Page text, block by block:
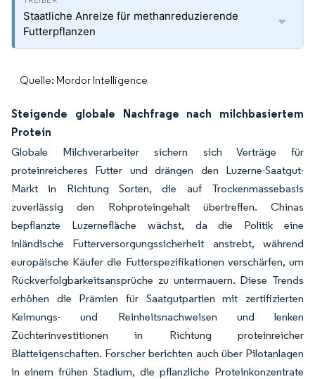
Staatliche Anreize für methanreduzierende
Futterpflanzen
Quelle: Mordor Intelligence
Steigende globale Nachfrage nach milchbasiertem
Protein
Globale Milchverarbeiter sichern sich Verträge für
proteinreicheres Futter und drängen den Luzerne-Saatgut-
Markt in Richtung Sorten, die auf Trockenmassebasis
zuverlässig den Rohproteingehalt übertreffen. Chinas
bepflanzte Luzernefläche wächst, da die Politik eine
inländische Futterversorgungssicherheit anstrebt, während
europäische Käufer die Futterspezifikationen verschärfen, um
Rückverfolgbarkeitsansprüche zu untermauern. Diese Trends
erhöhen die Prämien für Saatgutpartien mit zertifizierten
Keimungs- und Reinheitsnachweisen und lenken
Züchterinvestitionen in Richtung proteinreicher
Blatteigenschaften. Forscher berichten auch über Pilotanlagen
in einem frühen Stadium, die pflanzliche Proteinkonzentrate